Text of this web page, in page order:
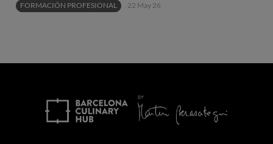
FORMACIÓN PROFESIONAL 22 May 26